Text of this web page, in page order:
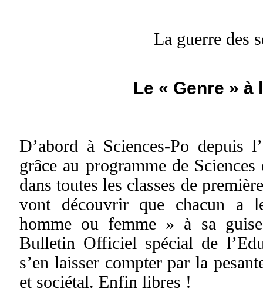
La guerre des
Le « Genre » à
D’abord à Sciences-Po depuis
grâce au programme de
dans toutes les classes de
vont découvrir que chacun a
homme ou femme » à sa
Bulletin Officiel spécial de
s’en laisser compter par la
et sociétal. Enfin libres !